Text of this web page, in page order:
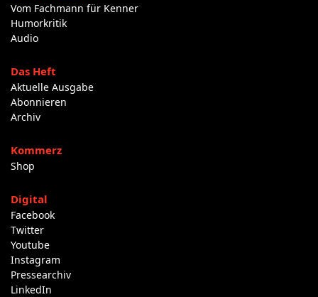
Vom Fachmann für Kenner
Humorkritik
Audio
Das Heft
Aktuelle Ausgabe
Abonnieren
Archiv
Kommerz
Shop
Digital
Facebook
Twitter
Youtube
Instagram
Pressearchiv
LinkedIn